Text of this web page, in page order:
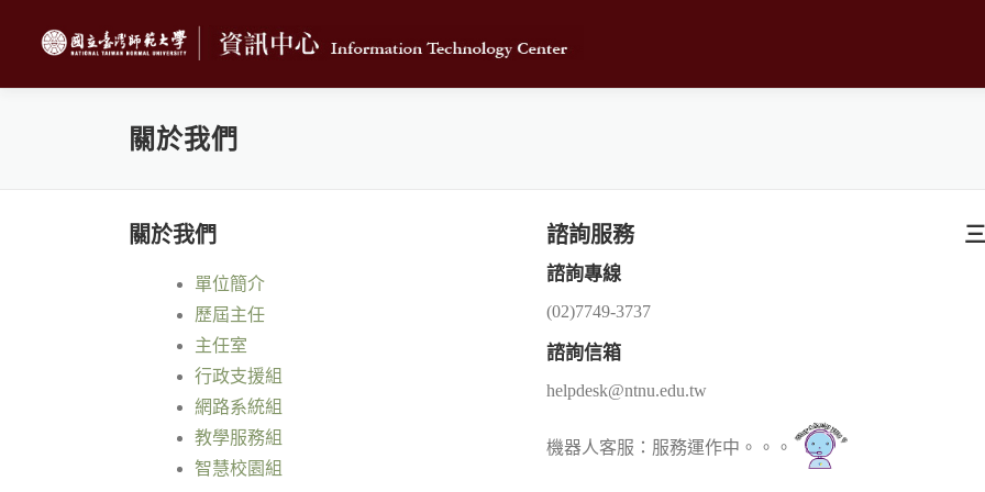
要
關於我們
關於我們
單位簡介
歷屆主任
主任室
行政支援組
網路系統組
教學服務組
智慧校園組
諮詢服務
諮詢專線
(02)7749-3737
諮詢信箱
helpdesk@ntnu.edu.tw
機器人客服：服務運作中。。。